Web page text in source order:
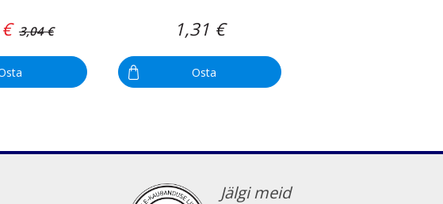
3,04 € 1,31 €
Osta
Jälgi meid